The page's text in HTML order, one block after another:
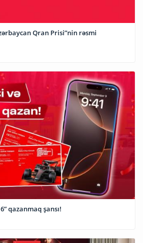
Qran Prisi”nin rəsmi
qazanmaq şansı!